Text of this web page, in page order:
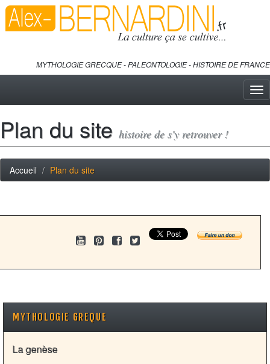
MYTHOLOGIE GRECQUE - PALEONTOLOGIE - HISTOIRE DE FRANCE
Plan du site histoire de s'y retrouver !
Accueil Plan du site
MYTHOLOGIE GREQUE
La genèse